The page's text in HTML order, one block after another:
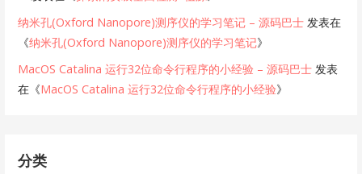
纳米孔(Oxford Nanopore)测序仪的学习笔记 – 源码巴士 发表在
《纳米孔(Oxford Nanopore)测序仪的学习笔记》
MacOS Catalina 运行32位命令行程序的小经验 – 源码巴士 发表
在《MacOS Catalina 运行32位命令行程序的小经验》
分类